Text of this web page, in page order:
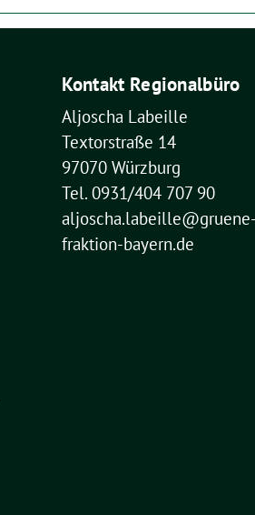
Kontakt Regionalbüro
Aljoscha Labeille
Textorstraße 14
97070 Würzburg
Tel. 0931/404 707 90
aljoscha.labeille@gruene-
fraktion-bayern.de